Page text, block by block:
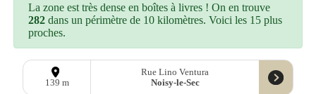
La zone est très dense en boîtes à livres ! On en trouve
282 dans un périmètre de 10 kilomètres. Voici les 15 plus
proches.
139 m
Rue Lino Ventura
Noisy-le-Sec